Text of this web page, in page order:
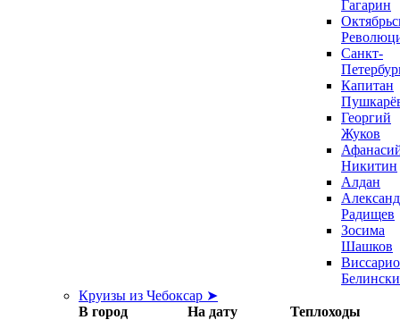
Гагарин
Санкт-
Капитан
Георгий
Жуков
Никитин
Алдан
Радищев
Зосима
Шашков
Круизы из Чебоксар ➤
В город
На дату Теплоходы